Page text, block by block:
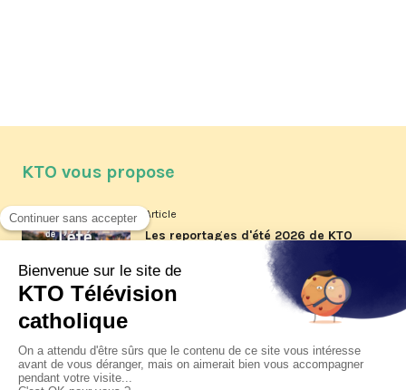
KTO vous propose
Article
Les reportages d'été 2026 de KTO
Article
La visite pastorale du pape Léon
jeudi 6 août